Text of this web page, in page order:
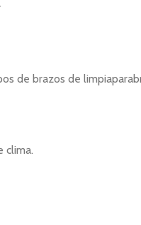
de brazos de
clima.